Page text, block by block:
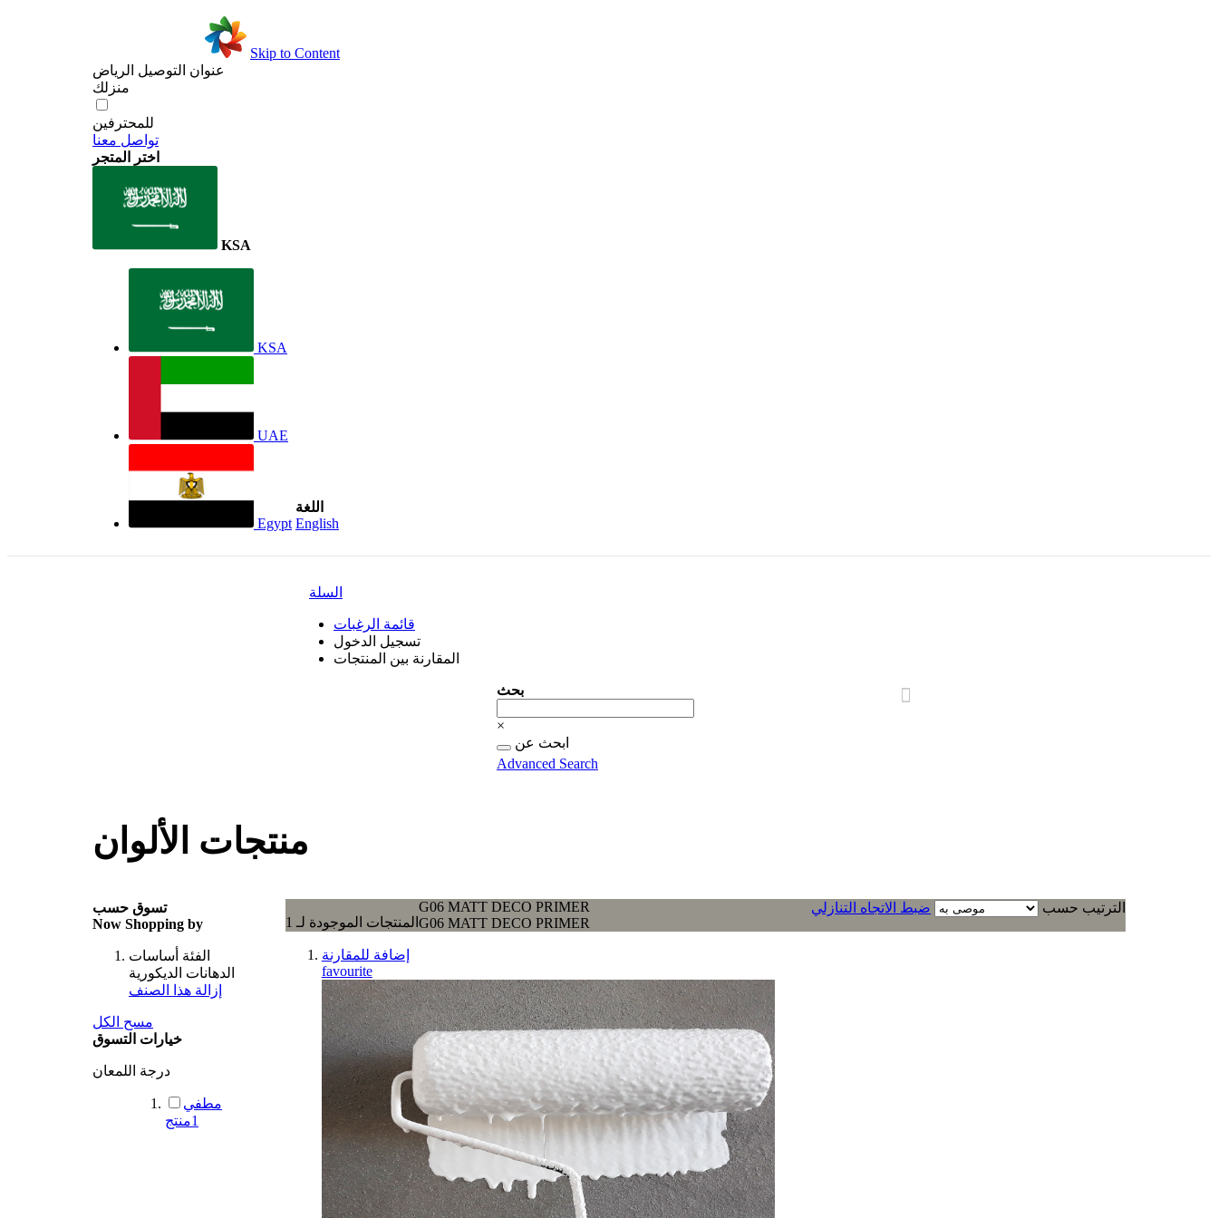
Skip to Content
عنوان التوصيل الرياض
منزلك
للمحترفين
تواصل معنا
اختر المتجر
KSA
KSA
UAE
Egypt
اللغة
English
السلة
قائمة الرغبات
تسجيل الدخول
المقارنة بين المنتجات
بحث
×
البحث
عن...
ابحث عن
Advanced Search
منتجات الألوان
1 المنتجات الموجودة لـ
الترتيب حسب ضبط الاتجاه التنازلي
G06 MATT DECO PRIMER
G06 MATT DECO PRIMER
إضافة للمقارنة
favourite
تسوق حسب
Now Shopping by
الفئة أساسات
الدهانات الديكورية
إزالة هذا الصنف
مسح الكل
خيارات التسوق
درجة اللمعان
مطفي
1منتج